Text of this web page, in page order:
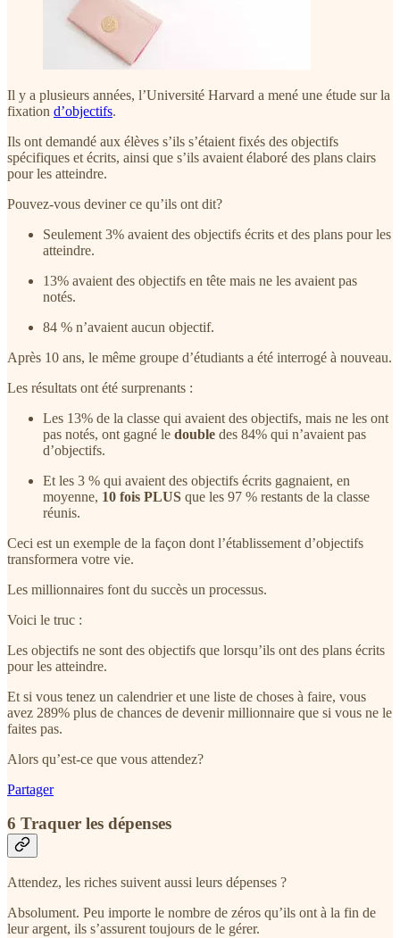
Il y a plusieurs années, l’Université Harvard a mené une étude sur la
fixation d’objectifs.
Ils ont demandé aux élèves s’ils s’étaient fixés des objectifs
spécifiques et écrits, ainsi que s’ils avaient élaboré des plans clairs
pour les atteindre.
Pouvez-vous deviner ce qu’ils ont dit?
Seulement 3% avaient des objectifs écrits et des plans pour les
atteindre.
13% avaient des objectifs en tête mais ne les avaient pas
notés.
84 % n’avaient aucun objectif.
Après 10 ans, le même groupe d’étudiants a été interrogé à nouveau.
Les résultats ont été surprenants :
Les 13% de la classe qui avaient des objectifs, mais ne les ont
pas notés, ont gagné le double des 84% ​​qui n’avaient pas
d’objectifs.
Et les 3 % qui avaient des objectifs écrits gagnaient, en
moyenne, 10 fois PLUS que les 97 % restants de la classe
réunis.
Ceci est un exemple de la façon dont l’établissement d’objectifs
transformera votre vie.
Les millionnaires font du succès un processus.
Voici le truc :
Les objectifs ne sont des objectifs que lorsqu’ils ont des plans écrits
pour les atteindre.
Et si vous tenez un calendrier et une liste de choses à faire, vous
avez 289% plus de chances de devenir millionnaire que si vous ne le
faites pas.
Alors qu’est-ce que vous attendez?
Partager
6 Traquer les dépenses
Attendez, les riches suivent aussi leurs dépenses ?
Absolument. Peu importe le nombre de zéros qu’ils ont à la fin de
leur argent, ils s’assurent toujours de le gérer.